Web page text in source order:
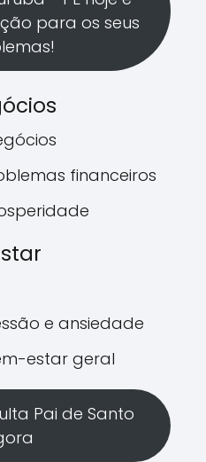
para os seus
financeiros
e ansiedade
estar geral
Pai de Santo